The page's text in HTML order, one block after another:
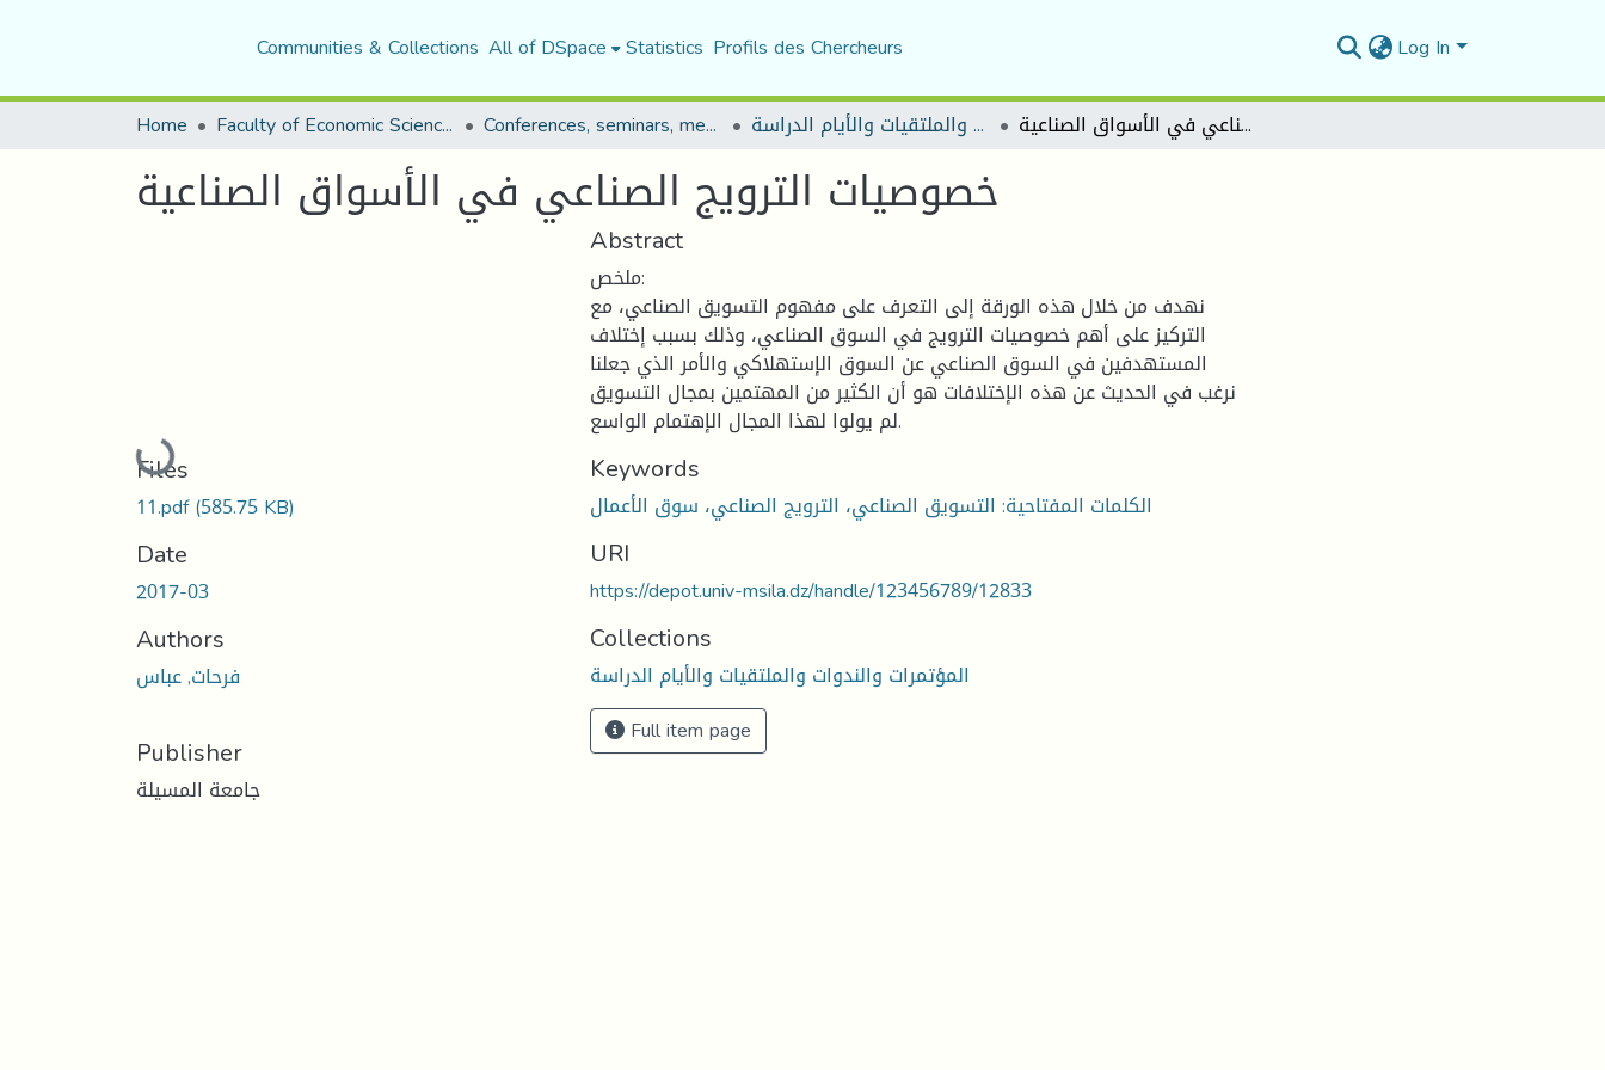
Communities & Collections All of DSpace Statistics Profils des Chercheurs Log In
Home Faculty of Economic Sciences, Commerce and Management Sciences Conferences, seminars, meetings, and study days المؤتمرات والندوات والملتقيات والأيام الدراسة خصوصيات الترويج الصناعي في الأسواق الصناعية
خصوصيات الترويج الصناعي في الأسواق الصناعية
Loading...
Files
11.pdf(585.75 KB)
Date
2017-03
Authors
فرحات, عباس
Publisher
جامعة المسيلة
Abstract
ملخص:
نهدف من خلال هذه الورقة إلى التعرف على مفهوم التسويق الصناعي، مع
التركيز على أهم خصوصيات الترويج في السوق الصناعي، وذلك بسبب إختلاف
المستهدفين في السوق الصناعي عن السوق الإستهلاكي والأمر الذي جعلنا
نرغب في الحديث عن هذه الإختلافات هو أن الكثير من المهتمين بمجال التسويق
لم يولوا لهذا المجال الإهتمام الواسع.
Keywords
الكلمات المفتاحية: التسويق الصناعي، الترويج الصناعي، سوق الأعمال
URI
https://depot.univ-msila.dz/handle/123456789/12833
Collections
المؤتمرات والندوات والملتقيات والأيام الدراسة
Full item page